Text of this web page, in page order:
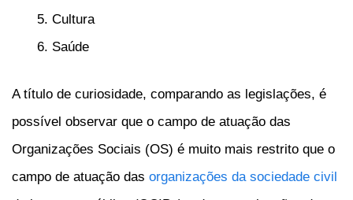
Cultura
Saúde
A título de curiosidade, comparando as legislações, é
possível observar que o campo de atuação das
Organizações Sociais (OS) é muito mais restrito que o
campo de atuação das organizações da sociedade civil